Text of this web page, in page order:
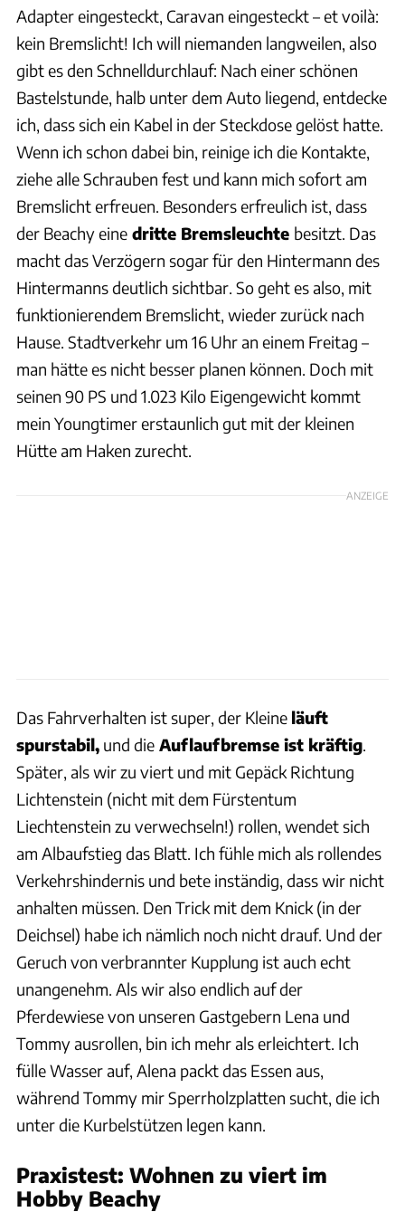
Adapter eingesteckt, Caravan eingesteckt – et voilà:
kein Bremslicht! Ich will niemanden langweilen, also
gibt es den Schnelldurchlauf: Nach einer schönen
Bastelstunde, halb unter dem Auto liegend, entdecke
ich, dass sich ein Kabel in der Steckdose gelöst hatte.
Wenn ich schon dabei bin, reinige ich die Kontakte,
ziehe alle Schrauben fest und kann mich sofort am
Bremslicht erfreuen. Besonders erfreulich ist, dass
der Beachy eine dritte Bremsleuchte besitzt. Das
macht das Verzögern sogar für den Hintermann des
Hintermanns deutlich sichtbar. So geht es also, mit
funktionierendem Bremslicht, wieder zurück nach
Hause. Stadtverkehr um 16 Uhr an einem Freitag –
man hätte es nicht besser planen können. Doch mit
seinen 90 PS und 1.023 Kilo Eigengewicht kommt
mein Youngtimer erstaunlich gut mit der kleinen
Hütte am Haken zurecht.
ANZEIGE
Das Fahrverhalten ist super, der Kleine läuft
spurstabil, und die Auflaufbremse ist kräftig.
Später, als wir zu viert und mit Gepäck Richtung
Lichtenstein (nicht mit dem Fürstentum
Liechtenstein zu verwechseln!) rollen, wendet sich
am Albaufstieg das Blatt. Ich fühle mich als rollendes
Verkehrshindernis und bete inständig, dass wir nicht
anhalten müssen. Den Trick mit dem Knick (in der
Deichsel) habe ich nämlich noch nicht drauf. Und der
Geruch von verbrannter Kupplung ist auch echt
unangenehm. Als wir also endlich auf der
Pferdewiese von unseren Gastgebern Lena und
Tommy ausrollen, bin ich mehr als erleichtert. Ich
fülle Wasser auf, Alena packt das Essen aus,
während Tommy mir Sperrholzplatten sucht, die ich
unter die Kurbelstützen legen kann.
Praxistest: Wohnen zu viert im
Hobby Beachy